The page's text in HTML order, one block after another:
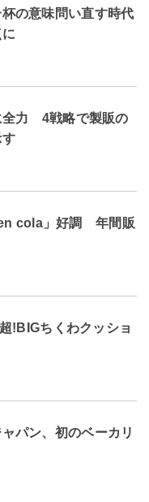
の意味問い直す時代
全力 4戦略で製販の
cola」好調 年間販
!BIGちくわクッショ
パン、初のベーカリ